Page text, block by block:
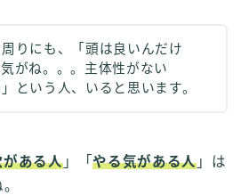
りにも、「頭は良いんだけ
がね。。。主体性がない
という人、いると思います。
がある人」「やる気がある人 」は